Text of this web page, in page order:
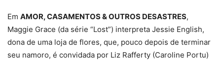
Em AMOR, CASAMENTOS & OUTROS DESASTRES,
Maggie Grace (da série “Lost”) interpreta Jessie English,
dona de uma loja de flores, que, pouco depois de terminar
seu namoro, é convidada por Liz Rafferty (Caroline Portu)